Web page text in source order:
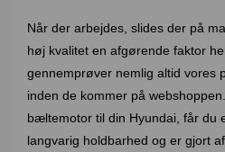
Når der arbejdes, slides der på
høj kvalitet en afgørende faktor
gennemprøver nemlig altid vores
inden de kommer på
bæltemotor til din Hyundai, får du
langvarig holdbarhed og er gjort